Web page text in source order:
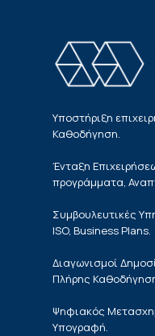
Υποστήριξη
Καθοδήγηση.
Ένταξη
προγράμματα,
Συμβουλευτικές
ISO, Business Plans.
Διαγωνισμοί
Πλήρης
Ψηφιακός
Υπογραφή.